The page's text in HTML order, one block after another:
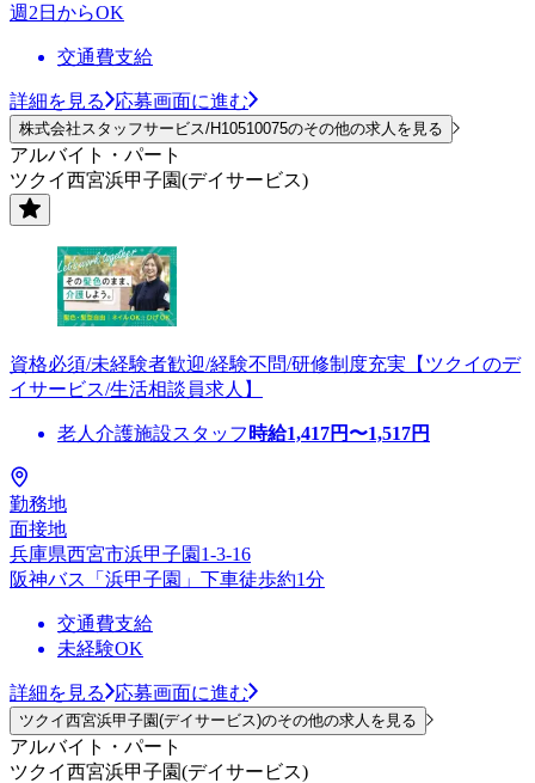
週2日からOK
交通費支給
詳細を見る 応募画面に進む
株式会社スタッフサービス/H10510075のその他の求人を見る
アルバイト・パート
ツクイ西宮浜甲子園(デイサービス)
資格必須/未経験者歓迎/経験不問/研修制度充実【ツクイのデ
イサービス/生活相談員求人】
老人介護施設スタッフ 時給1,417円〜1,517円
勤務地
面接地
兵庫県西宮市浜甲子園1-3-16
阪神バス「浜甲子園」下車徒歩約1分
交通費支給
未経験OK
詳細を見る 応募画面に進む
ツクイ西宮浜甲子園(デイサービス)のその他の求人を見る
アルバイト・パート
ツクイ西宮浜甲子園(デイサービス)